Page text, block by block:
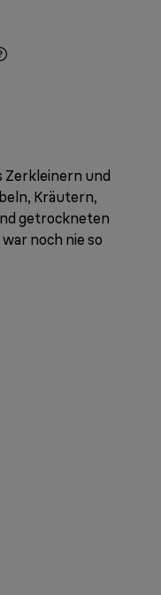
Zerkleinern und
Kräutern,
getrockneten
noch nie so